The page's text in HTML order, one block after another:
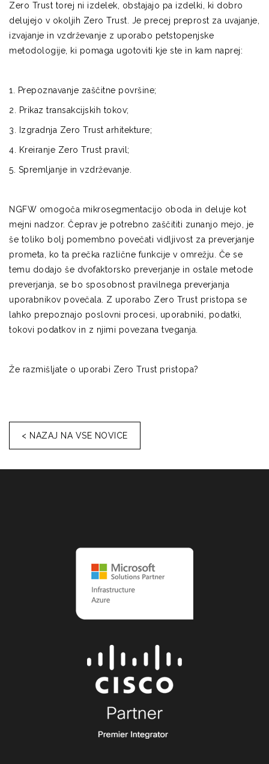
Zero Trust torej ni izdelek, obstajajo pa izdelki, ki dobro
delujejo v okoljih Zero Trust. Je precej preprost za uvajanje,
izvajanje in vzdrževanje z uporabo petstopenjske
metodologije, ki pomaga ugotoviti kje ste in kam naprej:
1. Prepoznavanje zaščitne površine;
2. Prikaz transakcijskih tokov;
3. Izgradnja Zero Trust arhitekture;
4. Kreiranje Zero Trust pravil;
5. Spremljanje in vzdrževanje.
NGFW omogoča mikrosegmentacijo oboda in deluje kot
mejni nadzor. Čeprav je potrebno zaščititi zunanjo mejo, je
še toliko bolj pomembno povečati vidljivost za preverjanje
prometa, ko ta prečka različne funkcije v omrežju. Če se
temu dodajo še dvofaktorsko preverjanje in ostale metode
preverjanja, se bo sposobnost pravilnega preverjanja
uporabnikov povečala. Z uporabo Zero Trust pristopa se
lahko prepoznajo poslovni procesi, uporabniki, podatki,
tokovi podatkov in z njimi povezana tveganja.
Že razmišljate o uporabi Zero Trust pristopa?
< NAZAJ NA VSE NOVICE